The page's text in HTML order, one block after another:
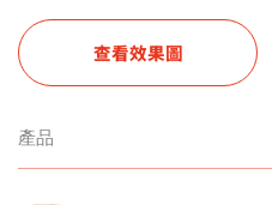
查看效果圖
產品